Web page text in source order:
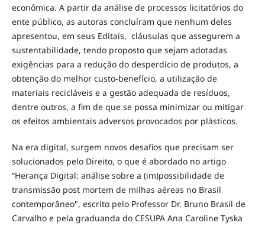
econômica. A partir da análise de processos licitatórios do
ente público, as autoras concluíram que nenhum deles
apresentou, em seus Editais, cláusulas que assegurem a
sustentabilidade, tendo proposto que sejam adotadas
exigências para a redução do desperdício de produtos, a
obtenção do melhor custo-benefício, a utilização de
materiais recicláveis e a gestão adequada de resíduos,
dentre outros, a fim de que se possa minimizar ou mitigar
os efeitos ambientais adversos provocados por plásticos.
Na era digital, surgem novos desafios que precisam ser
solucionados pelo Direito, o que é abordado no artigo
“Herança Digital: análise sobre a (im)possibilidade de
transmissão post mortem de milhas aéreas no Brasil
contemporâneo", escrito pelo Professor Dr. Bruno Brasil de
Carvalho e pela graduanda do CESUPA Ana Caroline Tyska